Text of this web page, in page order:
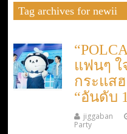
Tag archives for newii
แฟนๆ
กระแส
“อันดับ
jiggaban
Party